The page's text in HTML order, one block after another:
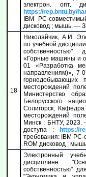
электрон. опт.
https://rep.bntu.by/
IBM PC-
дисковод ; мышь. —
18
Николайчик, А.И.
по учебной
собственностью" :
«Горные машины и
01 «Разработка
направлениям)»,
горнодобывающих
месторождений
Министерство
Белорусского
Солигорск,
месторождений
Минск : БНТУ, 2023.
доступа :
https://
требования: IBM
ROM дисковод ;
Электронный
дисциплине
собственностью"